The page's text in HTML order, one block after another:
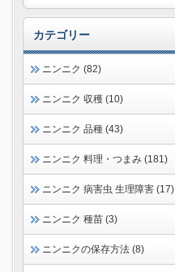
カテゴリー
ニンニク (82)
ニンニク 収穫 (10)
ニンニク 品種 (43)
ニンニク 料理・つまみ (181)
ニンニク 病害虫 生理障害 (17)
ニンニク 種苗 (3)
ニンニクの保存方法 (8)